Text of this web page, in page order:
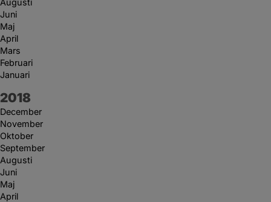
Juni
Maj
April
Mars
Februari
Januari
År:
2018
December
November
Oktober
September
Augusti
Juni
Maj
April